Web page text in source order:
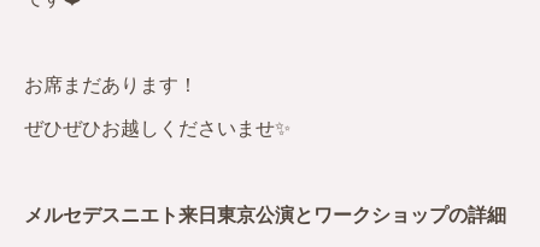
お席まだあります！
ぜひぜひお越しくださいませ✨
メルセデスニエト来日東京公演とワークショップの詳細